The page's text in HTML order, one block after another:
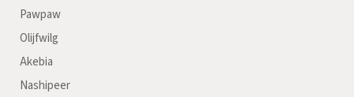
Pawpaw
Olijfwilg
Akebia
Nashipeer